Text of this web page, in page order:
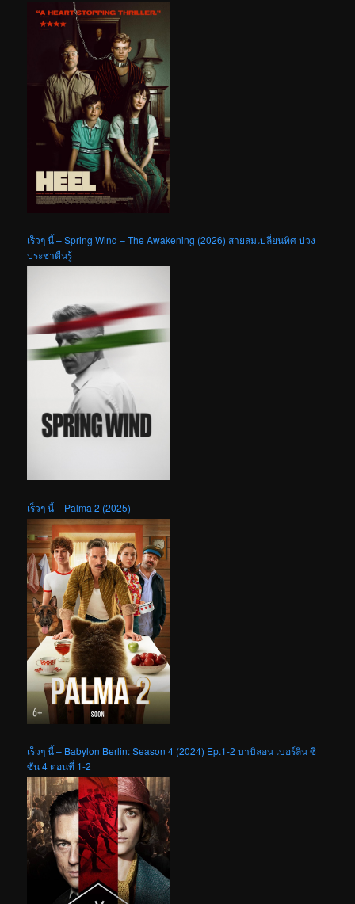
เร็วๆ นี้ – Spring Wind – The Awakening (2026) สายลมเปลี่ยนทิศ ปวง
ประชาตื่นรู้
เร็วๆ นี้ – Palma 2 (2025)
เร็วๆ นี้ – Babylon Berlin: Season 4 (2024) Ep.1-2 บาบิลอน เบอร์ลิน ซี
ซัน 4 ตอนที่ 1-2